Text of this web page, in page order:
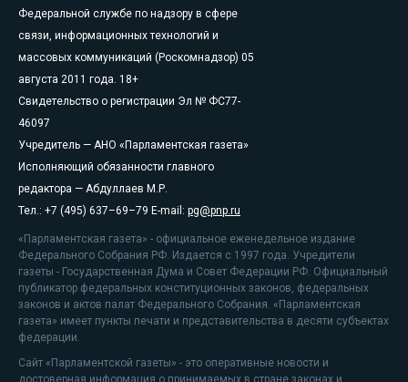
Федеральной службе по надзору в сфере
связи, информационных технологий и
массовых коммуникаций (Роскомнадзор) 05
августа 2011 года. 18+
Свидетельство о регистрации Эл № ФС77-
46097
Учредитель — АНО «Парламентская газета»
Исполняющий обязанности главного
редактора — Абдуллаев М.Р.
Тел.: +7 (495) 637–69–79 E-mail: pg@pnp.ru
«Парламентская газета» - официальное еженедельное издание
Федерального Собрания РФ. Издается с 1997 года. Учредители
газеты - Государственная Дума и Совет Федерации РФ. Официальный
публикатор федеральных конституционных законов, федеральных
законов и актов палат Федерального Собрания. «Парламентская
газета» имеет пункты печати и представительства в десяти субъектах
федерации.
Сайт «Парламентской газеты» - это оперативные новости и